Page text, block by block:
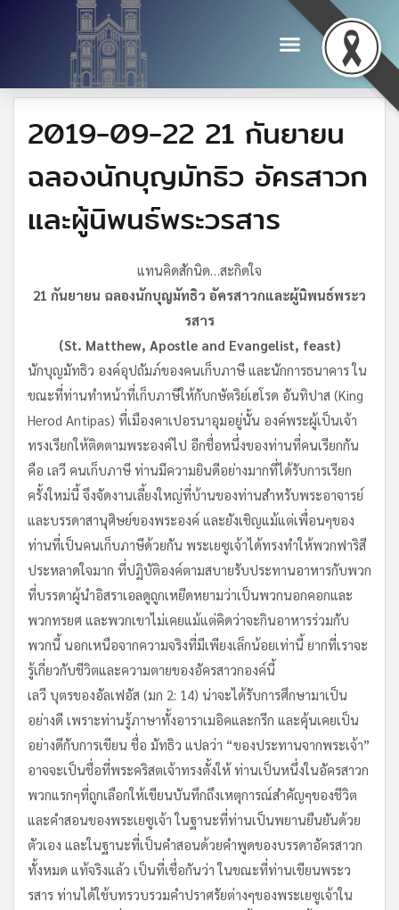
2019-09-22 21 กันยายน
ฉลองนักบุญมัทธิว อัครสาวก
และผู้นิพนธ์พระวรสาร
แทนคิดสักนิด…สะกิดใจ
21 กันยายน ฉลองนักบุญมัทธิว อัครสาวกและผู้นิพนธ์พระว
รสาร
(St. Matthew, Apostle and Evangelist, feast)
นักบุญมัทธิว องค์อุปถัมภ์ของคนเก็บภาษี และนักการธนาคาร ใน
ขณะที่ท่านทำหน้าที่เก็บภาษีให้กับกษัตริย์เฮโรด อันทิปาส (King
Herod Antipas) ที่เมืองคาเปอรนาอุมอยู่นั้น องค์พระผู้เป็นเจ้า
ทรงเรียกให้ติดตามพระองค์ไป อีกชื่อหนึ่งของท่านที่คนเรียกกัน
คือ เลวี คนเก็บภาษี ท่านมีความยินดีอย่างมากที่ได้รับการเรียก
ครั้งใหม่นี้ จึงจัดงานเลี้ยงใหญ่ที่บ้านของท่านสำหรับพระอาจารย์
และบรรดาสานุศิษย์ของพระองค์ และยังเชิญแม้แต่เพื่อนๆของ
ท่านที่เป็นคนเก็บภาษีด้วยกัน พระเยซูเจ้าได้ทรงทำให้พวกฟาริสี
ประหลาดใจมาก ที่ปฏิบัติองค์ตามสบายรับประทานอาหารกับพวก
ที่บรรดาผู้นำอิสราเอลดูถูกเหยีดหยามว่าเป็นพวกนอกคอกและ
พวกทรยศ และพวกเขาไม่เคยแม้แต่คิดว่าจะกินอาหารร่วมกับ
พวกนี้ นอกเหนือจากความจริงที่มีเพียงเล็กน้อยเท่านี้ ยากที่เราจะ
รู้เกี่ยวกับชีวิตและความตายของอัครสาวกองค์นี้
เลวี บุตรของอัลเฟอัส (มก 2: 14) น่าจะได้รับการศึกษามาเป็น
อย่างดี เพราะท่านรู้ภาษาทั้งอาราเมอิคและกรีก และคุ้นเคยเป็น
อย่างดีกับการเขียน ชื่อ มัทธิว แปลว่า “ของประทานจากพระเจ้า”
อาจจะเป็นชื่อที่พระคริสตเจ้าทรงตั้งให้ ท่านเป็นหนึ่งในอัครสาวก
พวกแรกๆที่ถูกเลือกให้เขียนบันทึกถึงเหตุการณ์สำคัญๆของชีวิต
และคำสอนของพระเยซูเจ้า ในฐานะที่ท่านเป็นพยานยืนยันด้วย
ตัวเอง และในฐานะที่เป็นคำสอนด้วยคำพูดของบรรดาอัครสาวก
ทั้งหมด แท้จริงแล้ว เป็นที่เชื่อกันว่า ในขณะที่ท่านเขียนพระว
รสาร ท่านได้ใช้บทรวบรวมคำปราศรัยต่างๆของพระเยซูเจ้าใน